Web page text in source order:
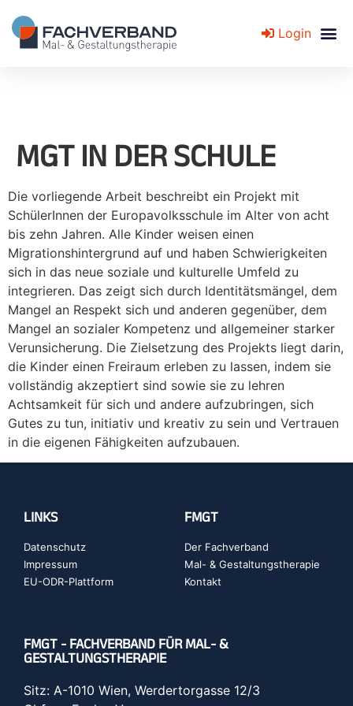
Login
MGT IN DER SCHULE
Die vorliegende Arbeit beschreibt ein Projekt mit
SchülerInnen der Europavolksschule im Alter von acht
bis zehn Jahren. Alle Kinder weisen einen
Migrationshintergrund auf und haben Schwierigkeiten
sich in das neue soziale und kulturelle Umfeld zu
integrieren. Das zeigt sich durch Identitätsmängel, dem
Mangel an Respekt sich und anderen gegenüber, dem
Mangel an sozialer Kompetenz und allgemeiner starker
Verunsicherung. Die Zielsetzung des Projekts liegt darin,
die Kinder einen Freiraum erleben zu lassen, indem sie
vollständig akzeptiert sind sowie sie zu lehren
Achtsamkeit für sich und andere aufzubringen, sich
Gutes zu tun, initiativ und kreativ zu sein und Vertrauen
in die eigenen Fähigkeiten aufzubauen.
LINKS
Datenschutz
Impressum
EU-ODR-Plattform
FMGT
Der Fachverband
Mal- & Gestaltungstherapie
Kontakt
FMGT - FACHVERBAND FÜR MAL- &
GESTALTUNGSTHERAPIE
Sitz: A-1010 Wien, Werdertorgasse 12/3